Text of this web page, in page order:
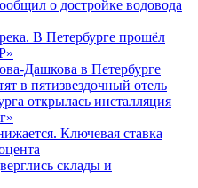
о достройке водовода
В Петербурге прошёл
Дашкова в Петербурге
в пятизвездочный отель
открылась инсталляция
Ключевая ставка
склады и